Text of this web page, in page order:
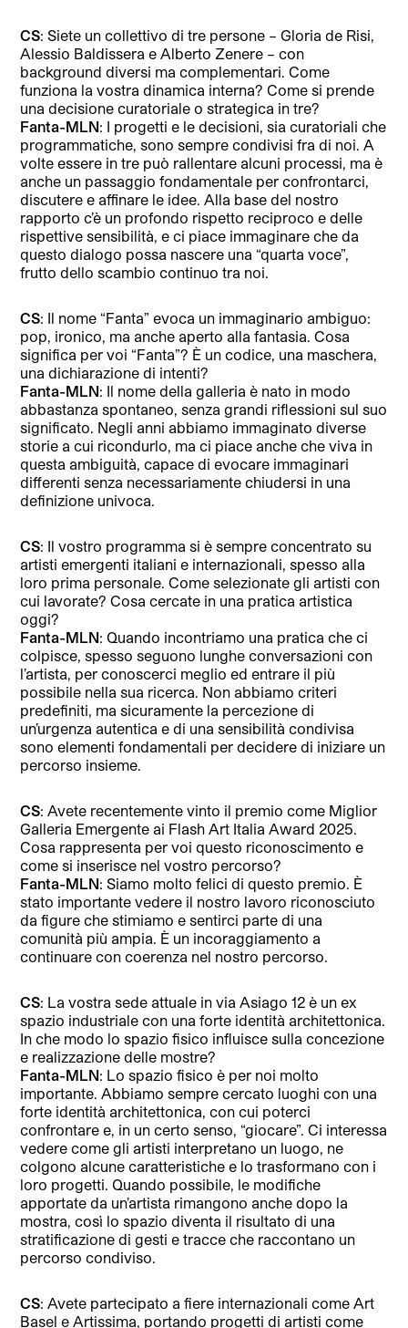
CS: Siete un collettivo di tre persone – Gloria de Risi,
Alessio Baldissera e Alberto Zenere – con
background diversi ma complementari. Come
funziona la vostra dinamica interna? Come si prende
una decisione curatoriale o strategica in tre?
Fanta-MLN: I progetti e le decisioni, sia curatoriali che
programmatiche, sono sempre condivisi fra di noi. A
volte essere in tre può rallentare alcuni processi, ma è
anche un passaggio fondamentale per confrontarci,
discutere e affinare le idee. Alla base del nostro
rapporto c’è un profondo rispetto reciproco e delle
rispettive sensibilità, e ci piace immaginare che da
questo dialogo possa nascere una “quarta voce”,
frutto dello scambio continuo tra noi.
CS: ⁠Il nome “Fanta” evoca un immaginario ambiguo:
pop, ironico, ma anche aperto alla fantasia. Cosa
significa per voi “Fanta”? È un codice, una maschera,
una dichiarazione di intenti?
Fanta-MLN: Il nome della galleria è nato in modo
abbastanza spontaneo, senza grandi riflessioni sul suo
significato. Negli anni abbiamo immaginato diverse
storie a cui ricondurlo, ma ci piace anche che viva in
questa ambiguità, capace di evocare immaginari
differenti senza necessariamente chiudersi in una
definizione univoca.
CS: Il vostro programma si è sempre concentrato su
artisti emergenti italiani e internazionali, spesso alla
loro prima personale. Come selezionate gli artisti con
cui lavorate? Cosa cercate in una pratica artistica
oggi?
Fanta-MLN: Quando incontriamo una pratica che ci
colpisce, spesso seguono lunghe conversazioni con
l’artista, per conoscerci meglio ed entrare il più
possibile nella sua ricerca. Non abbiamo criteri
predefiniti, ma sicuramente la percezione di
un’urgenza autentica e di una sensibilità condivisa
sono elementi fondamentali per decidere di iniziare un
percorso insieme.
CS: ⁠Avete recentemente vinto il premio come Miglior
Galleria Emergente ai Flash Art Italia Award 2025.
Cosa rappresenta per voi questo riconoscimento e
come si inserisce nel vostro percorso?
Fanta-MLN: Siamo molto felici di questo premio. È
stato importante vedere il nostro lavoro riconosciuto
da figure che stimiamo e sentirci parte di una
comunità più ampia. È un incoraggiamento a
continuare con coerenza nel nostro percorso.
CS: ⁠La vostra sede attuale in via Asiago 12 è un ex
spazio industriale con una forte identità architettonica.
In che modo lo spazio fisico influisce sulla concezione
e realizzazione delle mostre?
Fanta-MLN: Lo spazio fisico è per noi molto
importante. Abbiamo sempre cercato luoghi con una
forte identità architettonica, con cui poterci
confrontare e, in un certo senso, “giocare”. Ci interessa
vedere come gli artisti interpretano un luogo, ne
colgono alcune caratteristiche e lo trasformano con i
loro progetti. Quando possibile, le modifiche
apportate da un’artista rimangono anche dopo la
mostra, così lo spazio diventa il risultato di una
stratificazione di gesti e tracce che raccontano un
percorso condiviso.
CS: ⁠Avete partecipato a fiere internazionali come Art
Basel e Artissima, portando progetti di artisti come